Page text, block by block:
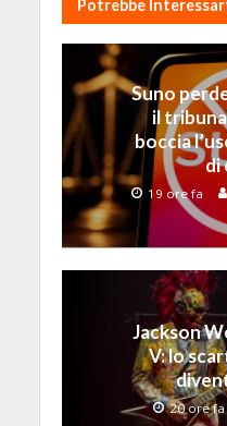
Potrebbe
Suno
il
boccia
di
19 ore fa
Jackson
V: lo
20 ore fa